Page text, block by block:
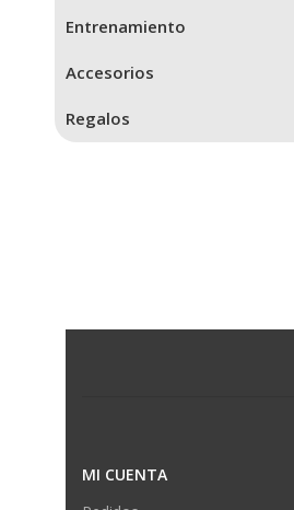
Entrenamiento
Accesorios
Regalos
MI CUENTA